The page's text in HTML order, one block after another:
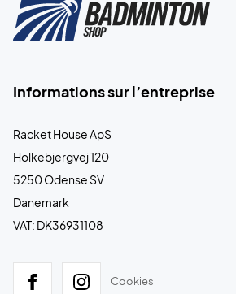
Informations sur l’entreprise
Racket House ApS
Holkebjergvej 120
5250 Odense SV
Danemark
VAT: DK36931108
Cookies